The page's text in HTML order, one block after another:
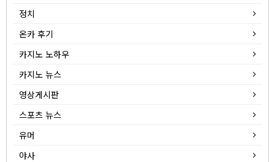
정치
온카 후기
카지노 노하우
카지노 뉴스
영상게시판
스포츠 뉴스
유머
야사